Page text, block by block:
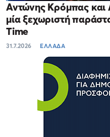
Αντώνης Κρόμπας και
μία ξεχωριστή
Time
31.7.2026 ΕΛΛΑΔΑ